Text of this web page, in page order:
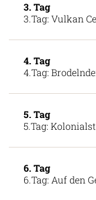
3. Tag
3.Tag: Vulkan
4. Tag
4.Tag:
5. Tag
5.Tag:
6. Tag
6.Tag: Auf den